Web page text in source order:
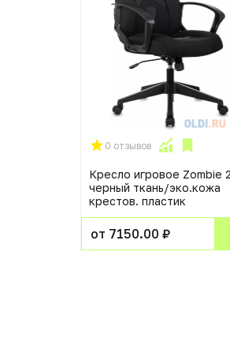
0 отзывов
Кресло игровое Zombie
черный ткань/эко.кожа
крестов. пластик
от 7150.00 ₽